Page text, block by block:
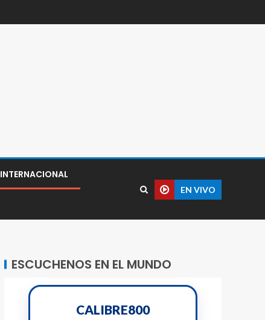
INTERNACIONAL
EN VIVO
ESCUCHENOS EN EL MUNDO
CALIBRE800